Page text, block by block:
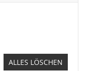
ALLES LÖSCHEN